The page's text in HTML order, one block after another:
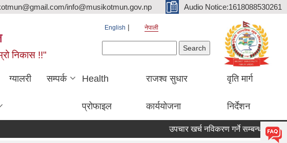
info@musikotmun.gov.np Audio Notice:1618088530261
निकास !!"
English नेपाली
ग्यालरी सम्पर्क Health
प्रोफाइल
राजश्व सुधार
कार्ययोजना
वृति मार्ग
निर्देशन
उपचार खर्च नविकरण गर्ने सम्बन्धमा